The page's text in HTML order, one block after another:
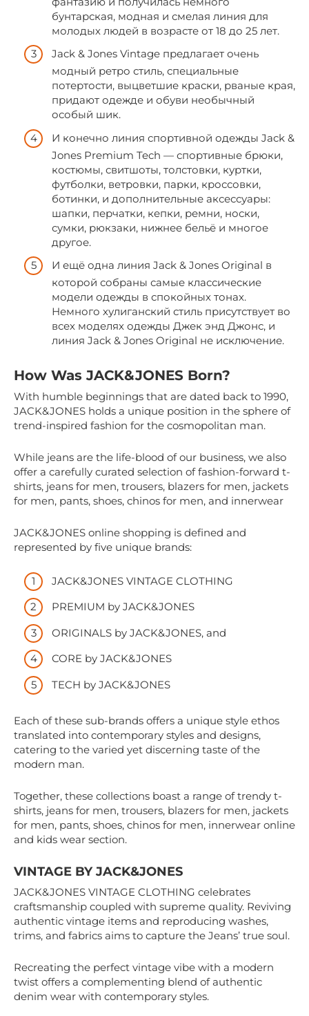
бунтарская, модная и смелая линия для
молодых людей в возрасте от 18 до 25 лет.
Jack & Jones Vintage предлагает очень
модный ретро стиль, специальные
потертости, выцветшие краски, рваные края,
придают одежде и обуви необычный
особый шик.
И конечно линия спортивной одежды Jack &
Jones Premium Tech — спортивные брюки,
костюмы, свитшоты, толстовки, куртки,
футболки, ветровки, парки, кроссовки,
ботинки, и дополнительные аксессуары:
шапки, перчатки, кепки, ремни, носки,
сумки, рюкзаки, нижнее бельё и многое
другое.
И ещё одна линия Jack & Jones Original в
которой собраны самые классические
модели одежды в спокойных тонах.
Немного хулиганский стиль присутствует во
всех моделях одежды Джек энд Джонс, и
линия Jack & Jones Original не исключение.
How Was JACK&JONES Born?
With humble beginnings that are dated back to 1990,
JACK&JONES holds a unique position in the sphere of
trend-inspired fashion for the cosmopolitan man.
While jeans are the life-blood of our business, we also
offer a carefully curated selection of fashion-forward t-
shirts, jeans for men, trousers, blazers for men, jackets
for men, pants, shoes, chinos for men, and innerwear
JACK&JONES online shopping is defined and
represented by five unique brands:
JACK&JONES VINTAGE CLOTHING
PREMIUM by JACK&JONES
ORIGINALS by JACK&JONES, and
CORE by JACK&JONES
TECH by JACK&JONES
Each of these sub-brands offers a unique style ethos
translated into contemporary styles and designs,
catering to the varied yet discerning taste of the
modern man.
Together, these collections boast a range of trendy t-
shirts, jeans for men, trousers, blazers for men, jackets
for men, pants, shoes, chinos for men, innerwear online
and kids wear section.
VINTAGE BY JACK&JONES
JACK&JONES VINTAGE CLOTHING celebrates
craftsmanship coupled with supreme quality. Reviving
authentic vintage items and reproducing washes,
trims, and fabrics aims to capture the Jeans’ true soul.
Recreating the perfect vintage vibe with a modern
twist offers a complementing blend of authentic
denim wear with contemporary styles.